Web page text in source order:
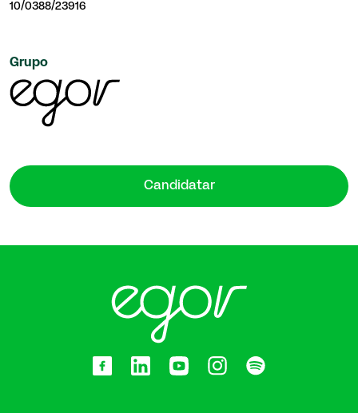
10/0388/23916
Grupo
Candidatar